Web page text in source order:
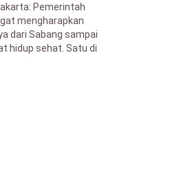
Pemerintah
mengharapkan
dari Sabang sampai
hidup sehat. Satu di